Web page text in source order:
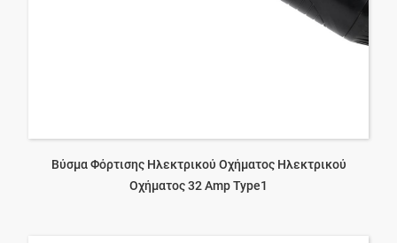
Βύσμα Φόρτισης Ηλεκτρικού Οχήματος Ηλεκτρικού
Οχήματος 32 Amp Type1